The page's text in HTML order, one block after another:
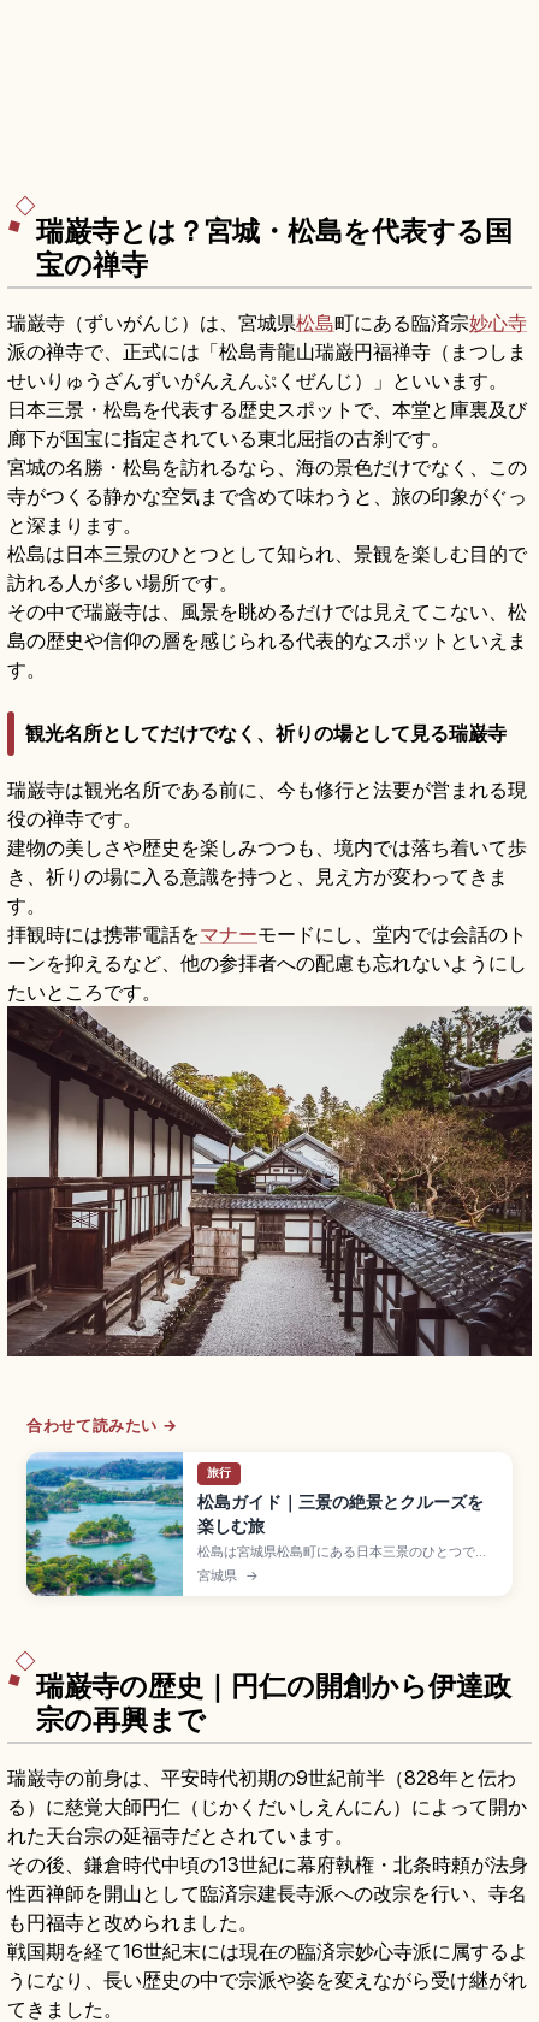
瑞巌寺とは？宮城・松島を代表する国
宝の禅寺
瑞巌寺（ずいがんじ）は、宮城県松島町にある臨済宗妙心寺
派の禅寺で、正式には「松島青龍山瑞巌円福禅寺（まつしま
せいりゅうざんずいがんえんぷくぜんじ）」といいます。
日本三景・松島を代表する歴史スポットで、本堂と庫裏及び
廊下が国宝に指定されている東北屈指の古刹です。
宮城の名勝・松島を訪れるなら、海の景色だけでなく、この
寺がつくる静かな空気まで含めて味わうと、旅の印象がぐっ
と深まります。
松島は日本三景のひとつとして知られ、景観を楽しむ目的で
訪れる人が多い場所です。
その中で瑞巌寺は、風景を眺めるだけでは見えてこない、松
島の歴史や信仰の層を感じられる代表的なスポットといえま
す。
観光名所としてだけでなく、祈りの場として見る瑞巌寺
瑞巌寺は観光名所である前に、今も修行と法要が営まれる現
役の禅寺です。
建物の美しさや歴史を楽しみつつも、境内では落ち着いて歩
き、祈りの場に入る意識を持つと、見え方が変わってきま
す。
拝観時には携帯電話をマナーモードにし、堂内では会話のト
ーンを抑えるなど、他の参拝者への配慮も忘れないようにし
たいところです。
合わせて読みたい →
旅行
松島ガイド｜三景の絶景とクルーズを
楽しむ旅
松島は宮城県松島町にある日本三景のひとつで、
松島湾に点在する島々と伊達政宗ゆかりの寺社が
魅力の絶景スポット。松尾芭蕉も訪れた地として
宮城県 →
瑞巌寺の歴史｜円仁の開創から伊達政
宗の再興まで
瑞巌寺の前身は、平安時代初期の9世紀前半（828年と伝わ
る）に慈覚大師円仁（じかくだいしえんにん）によって開か
れた天台宗の延福寺だとされています。
その後、鎌倉時代中頃の13世紀に幕府執権・北条時頼が法身
性西禅師を開山として臨済宗建長寺派への改宗を行い、寺名
も円福寺と改められました。
戦国期を経て16世紀末には現在の臨済宗妙心寺派に属するよ
うになり、長い歴史の中で宗派や姿を変えながら受け継がれ
てきました。